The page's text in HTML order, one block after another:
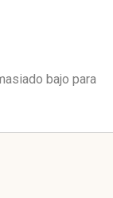
bajo para